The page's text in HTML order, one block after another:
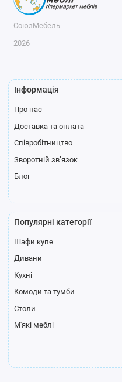
СоюзМебель
2026
Інформація
Про нас
Доставка та оплата
Співробітництво
Зворотній зв’язок
Блог
Популярні категорії
Шафи купе
Дивани
Кухні
Комоди та тумби
Столи
М'які меблі